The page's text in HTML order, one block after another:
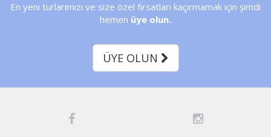
En yeni turlarımızı ve size özel fırsatları kaçırmamak için şimdi
hemen üye olun.
ÜYE OLUN